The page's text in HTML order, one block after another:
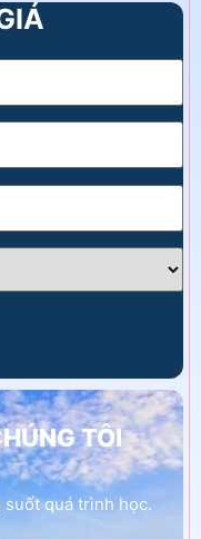
TÔI
quá trình học.